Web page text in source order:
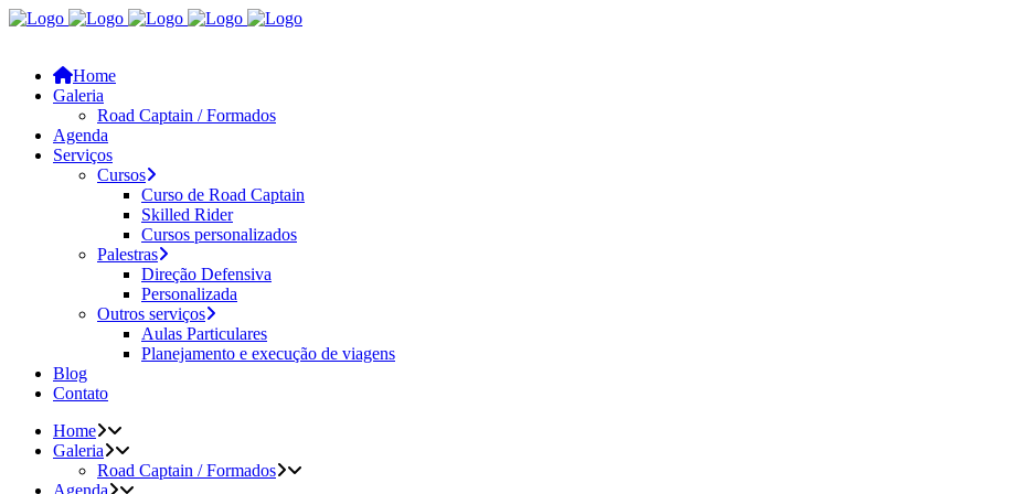
Home
Galeria
Road Captain / Formados
Agenda
Serviços
Cursos
Curso de Road Captain
Skilled Rider
Cursos personalizados
Palestras
Direção Defensiva
Personalizada
Outros serviços
Aulas Particulares
Planejamento e execução de viagens
Blog
Contato
Home
Galeria
Road Captain / Formados
Agenda